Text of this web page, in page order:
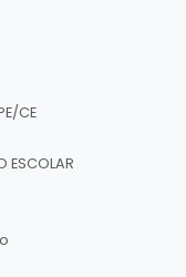
CE
ESCOLAR